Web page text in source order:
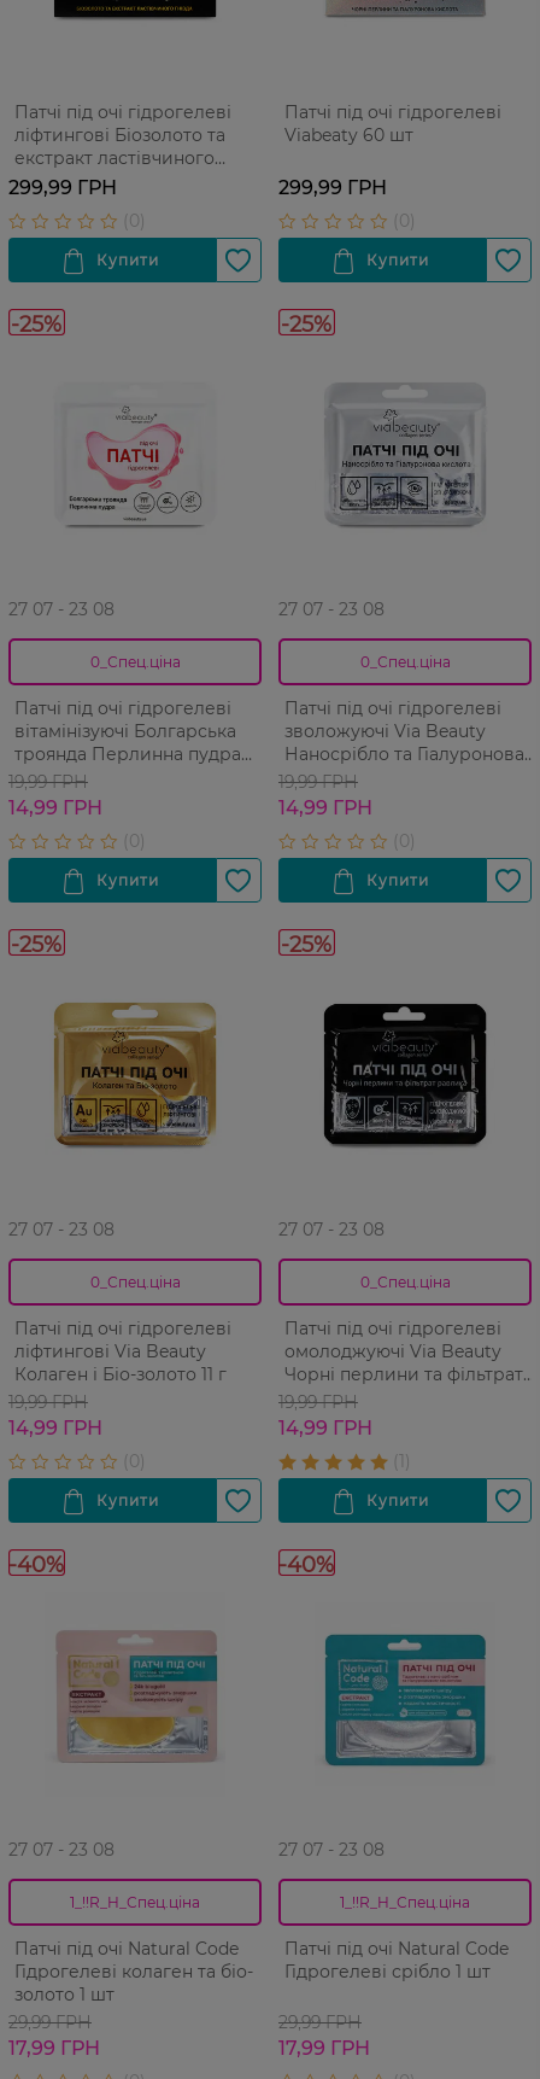
Патчі під очі гідрогелеві
ліфтингові Біозолото та
екстракт ластівчиного
гнізда Via Beauty 60 шт
299,99 ГРН
Патчі під очі гідрогелеві
Viabeaty 60 шт
299,99 ГРН
-25%
27 07 - 23 08
0_Спец.ціна
Патчі під очі гідрогелеві
вітамінізуючі Болгарська
троянда Перлинна пудра
Via Beauty 11 г
19,99 ГРН
14,99 ГРН
-25%
27 07 - 23 08
0_Спец.ціна
Патчі під очі гідрогелеві
зволожуючі Via Beauty
Наносрібло та Гіалуронова
кислота 11 г
19,99 ГРН
14,99 ГРН
-25%
27 07 - 23 08
0_Спец.ціна
Патчі під очі гідрогелеві
ліфтингові Via Beauty
Колаген і Біо-золото 11 г
19,99 ГРН
14,99 ГРН
-25%
27 07 - 23 08
0_Спец.ціна
Патчі під очі гідрогелеві
омолоджуючі Via Beauty
Чорні перлини та фільтрат
равлика 11 г
19,99 ГРН
14,99 ГРН
-40%
27 07 - 23 08
1_!!R_H_Спец.ціна
Патчі під очі Natural Code
Гідрогелеві колаген та біо-
золото 1 шт
29,99 ГРН
17,99 ГРН
-40%
27 07 - 23 08
1_!!R_H_Спец.ціна
Патчі під очі Natural Code
Гідрогелеві срібло 1 шт
29,99 ГРН
17,99 ГРН